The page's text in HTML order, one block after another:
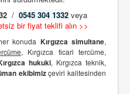
/ 0545 304 1332 veya
bir fiyat teklifi alın >>
konuda Kırgızca simultane,
, Kırgızca ticari tercüme,
hukuki, Kırgızca teknik,
ekibimizçeviri kalitesinden